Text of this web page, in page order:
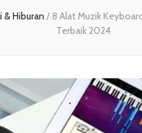
& Hiburan / 8 Alat Muzik
Terbaik 2024